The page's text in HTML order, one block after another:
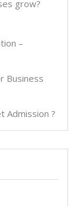
grow?
–
Business
Admission ?